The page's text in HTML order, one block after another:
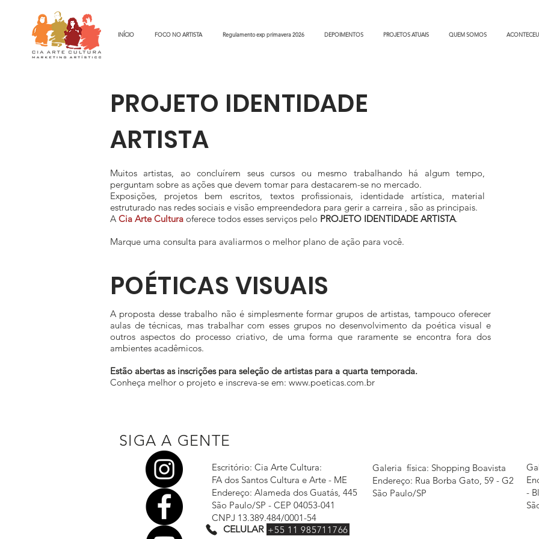
INÍCIO FOCO NO ARTISTA Regulamento exp primavera 2026 DEPOIMENTOS PROJETOS ATUAIS QUEM SOMOS ACONTECEU
PROJETO IDENTIDADE
ARTISTA
Muitos artistas, ao concluírem seus cursos ou mesmo trabalhando há algum tempo,
perguntam sobre as ações que devem tomar para destacarem-se no mercado.
Exposições, projetos bem escritos, textos profissionais, identidade artística, material
estruturado nas redes sociais e visão empreendedora para gerir a carreira , são as principais.
A Cia Arte Cultura oferece todos esses serviços pelo PROJETO IDENTIDADE ARTISTA.
Marque uma consulta para avaliarmos o melhor plano de ação para você.
POÉTICAS VISUAIS
A proposta desse trabalho não é simplesmente formar grupos de artistas, tampouco oferecer
aulas de técnicas, mas trabalhar com esses grupos no desenvolvimento da poética visual e
outros aspectos do processo criativo, de uma forma que raramente se encontra fora dos
ambientes acadêmicos.
Estão abertas as inscrições para seleção de artistas para a quarta temporada.
Conheça melhor o projeto e inscreva-se em: www.poeticas.com.br
SIGA A GENTE
Escritório: Cia Arte Cultura:
FA dos Santos Cultura e Arte - ME
Endereço: Alameda dos Guatás, 445
São Paulo/SP - CEP 04053-041
CNPJ 13.389.484/0001-54
Galeria física: Shopping Boavista
Endereço: Rua Borba Gato, 59 - G2
São Paulo/SP
-
CELULAR +55 11 985711766